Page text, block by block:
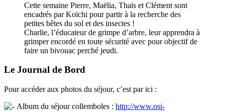
Cette semaine Pierre, Maëlia, Thaïs et Clément sont
encadrés par Koïchi pour partir à la recherche des
petites bêtes du sol et des insectes !
Charlie, l’éducateur de grimpe d’arbre, leur apprendra à
grimper encordé en toute sécurité avec pour objectif de
faire un bivouac perché jeudi.
Le Journal de Bord
Pour accéder aux photos du séjour, c’est par ici :
Album du séjour collemboles : http://www.osi-